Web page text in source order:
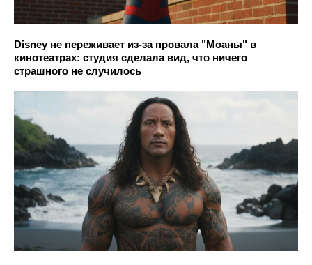
Disney не переживает из-за провала "Моаны" в
кинотеатрах: студия сделала вид, что ничего
страшного не случилось